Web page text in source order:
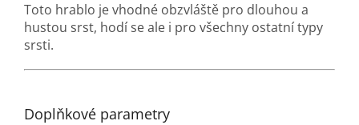
Toto hrablo je vhodné obzvláště pro dlouhou a
hustou srst, hodí se ale i pro všechny ostatní typy
srsti.
Doplňkové parametry